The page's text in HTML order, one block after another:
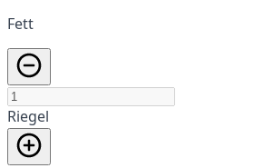
Fett
Riegel